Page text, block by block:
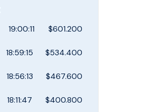
19:00:11 $601.200
18:59:15 $534.400
18:56:13 $467.600
18:11:47
$400.800